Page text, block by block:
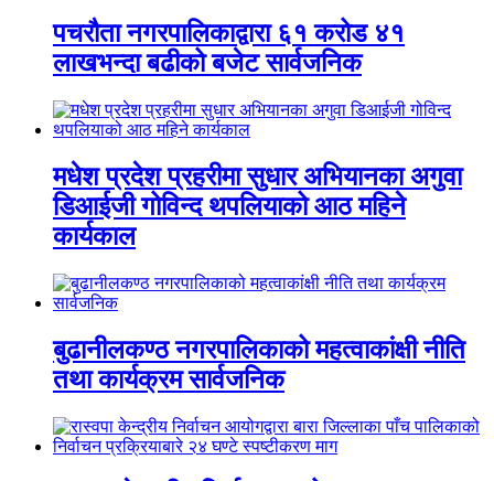
पचरौता नगरपालिकाद्वारा ६१ करोड ४१
लाखभन्दा बढीको बजेट सार्वजनिक
मधेश प्रदेश प्रहरीमा सुधार अभियानका अगुवा
डिआईजी गोविन्द थपलियाको आठ महिने
कार्यकाल
बुढानीलकण्ठ नगरपालिकाको महत्वाकांक्षी नीति
तथा कार्यक्रम सार्वजनिक